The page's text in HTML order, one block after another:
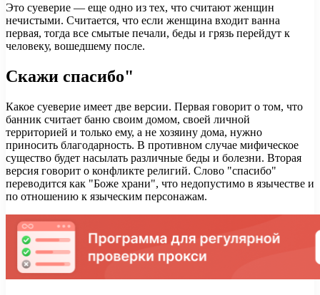
Это суеверие — еще одно из тех, что считают женщин
нечистыми. Считается, что если женщина входит ванна
первая, тогда все смытые печали, беды и грязь перейдут к
человеку, вошедшему после.
Скажи спасибо"
Какое суеверие имеет две версии. Первая говорит о том, что
банник считает баню своим домом, своей личной
территорией и только ему, а не хозяину дома, нужно
приносить благодарность. В противном случае мифическое
существо будет насылать различные беды и болезни. Вторая
версия говорит о конфликте религий. Слово "спасибо"
переводится как "Боже храни", что недопустимо в язычестве и
по отношению к языческим персонажам.